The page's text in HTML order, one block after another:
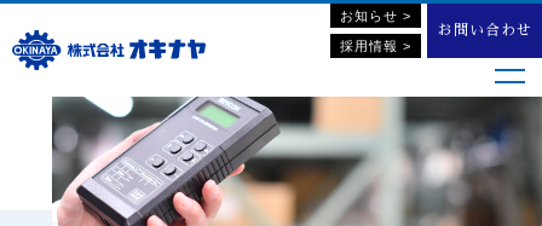
お知らせ >
採用情報 >
お問い合わせ